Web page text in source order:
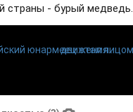
страны - бурый медведь.